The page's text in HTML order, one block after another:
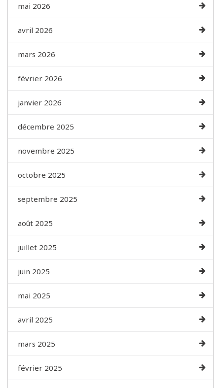
mai 2026
avril 2026
mars 2026
février 2026
janvier 2026
décembre 2025
novembre 2025
octobre 2025
septembre 2025
août 2025
juillet 2025
juin 2025
mai 2025
avril 2025
mars 2025
février 2025